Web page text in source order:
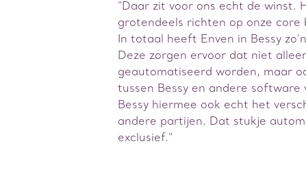
"Daar zit voor ons echt de winst.
grotendeels richten op onze core
In totaal heeft Enven in Bessy
Deze zorgen ervoor dat niet
geautomatiseerd worden, maar
tussen Bessy en andere
Bessy hiermee ook echt het
andere partijen. Dat stukje
exclusief."